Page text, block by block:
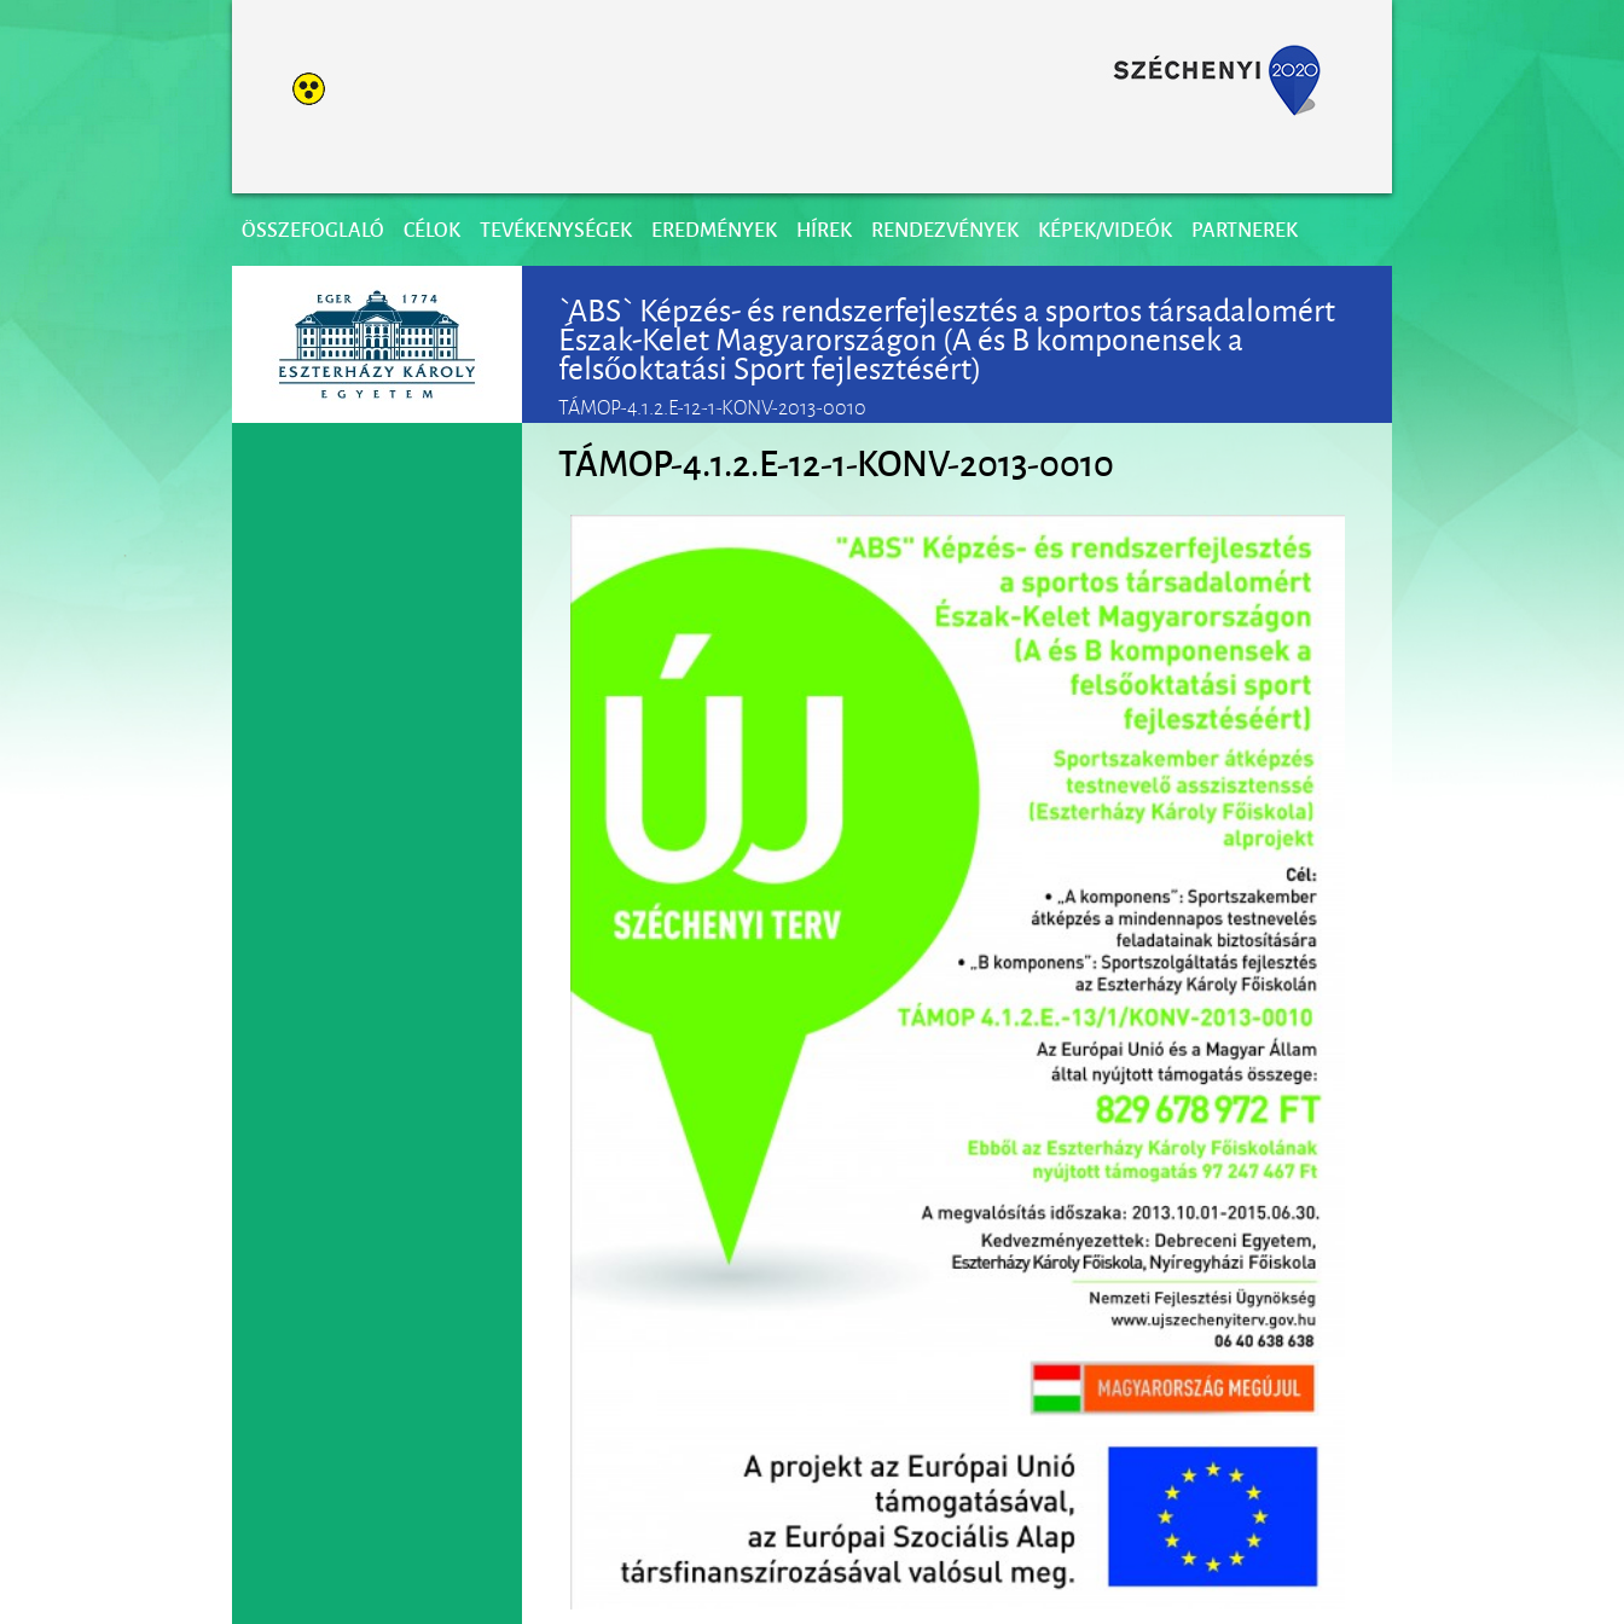
ÖSSZEFOGLALÓ CÉLOK TEVÉKENYSÉGEK EREDMÉNYEK HÍREK RENDEZVÉNYEK KÉPEK/VIDEÓK PARTNEREK
`ABS` Képzés- és rendszerfejlesztés a sportos társadalomért
Észak-Kelet Magyarországon (A és B komponensek a
felsőoktatási Sport fejlesztésért)
TÁMOP-4.1.2.E-12-1-KONV-2013-0010
TÁMOP-4.1.2.E-12-1-KONV-2013-0010